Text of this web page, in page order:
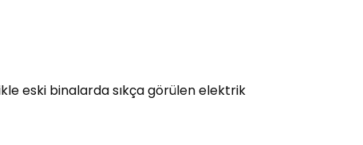
eski binalarda sıkça görülen elektrik